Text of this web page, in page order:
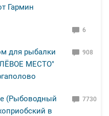
Гармин
6
для рыбалки
МЕСТО"
908
(Рыбоводный
в
7730